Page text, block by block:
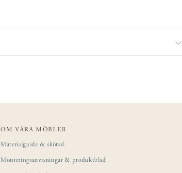
OM VÅRA MÖBLER
Materialguide & skötsel
Monteringsanvisningar & produktblad